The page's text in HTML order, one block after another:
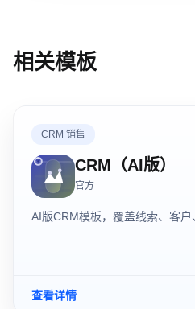
相关模板
CRM 销售
CRM（AI版）
官方
AI版CRM模板，覆盖线索、客户
查看详情